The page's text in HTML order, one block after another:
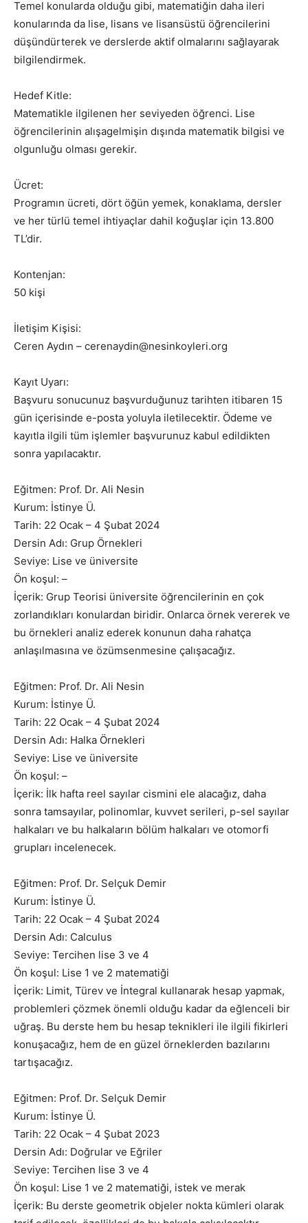
Temel konularda olduğu gibi, matematiğin daha ileri
konularında da lise, lisans ve lisansüstü öğrencilerini
düşündürterek ve derslerde aktif olmalarını sağlayarak
bilgilendirmek.
Hedef Kitle:
Matematikle ilgilenen her seviyeden öğrenci. Lise
öğrencilerinin alışagelmişin dışında matematik bilgisi ve
olgunluğu olması gerekir.
Ücret:
Programın ücreti, dört öğün yemek, konaklama, dersler
ve her türlü temel ihtiyaçlar dahil koğuşlar için 13.800
TL’dir.
Kontenjan:
50 kişi
İletişim Kişisi:
Ceren Aydın – cerenaydin@nesinkoyleri.org
Kayıt Uyarı:
Başvuru sonucunuz başvurduğunuz tarihten itibaren 15
gün içerisinde e-posta yoluyla iletilecektir. Ödeme ve
kayıtla ilgili tüm işlemler başvurunuz kabul edildikten
sonra yapılacaktır.
Eğitmen: Prof. Dr. Ali Nesin
Kurum: İstinye Ü.
Tarih: 22 Ocak – 4 Şubat 2024
Dersin Adı: Grup Örnekleri
Seviye: Lise ve üniversite
Ön koşul: –
İçerik: Grup Teorisi üniversite öğrencilerinin en çok
zorlandıkları konulardan biridir. Onlarca örnek vererek ve
bu örnekleri analiz ederek konunun daha rahatça
anlaşılmasına ve özümsenmesine çalışacağız.
Eğitmen: Prof. Dr. Ali Nesin
Kurum: İstinye Ü.
Tarih: 22 Ocak – 4 Şubat 2024
Dersin Adı: Halka Örnekleri
Seviye: Lise ve üniversite
Ön koşul: –
İçerik: İlk hafta reel sayılar cismini ele alacağız, daha
sonra tamsayılar, polinomlar, kuvvet serileri, p-sel sayılar
halkaları ve bu halkaların bölüm halkaları ve otomorfi
grupları incelenecek.
Eğitmen: Prof. Dr. Selçuk Demir
Kurum: İstinye Ü.
Tarih: 22 Ocak – 4 Şubat 2024
Dersin Adı: Calculus
Seviye: Tercihen lise 3 ve 4
Ön koşul: Lise 1 ve 2 matematiği
İçerik: Limit, Türev ve İntegral kullanarak hesap yapmak,
problemleri çözmek önemli olduğu kadar da eğlenceli bir
uğraş. Bu derste hem bu hesap teknikleri ile ilgili fikirleri
konuşacağız, hem de en güzel örneklerden bazılarını
tartışacağız.
Eğitmen: Prof. Dr. Selçuk Demir
Kurum: İstinye Ü.
Tarih: 22 Ocak – 4 Şubat 2023
Dersin Adı: Doğrular ve Eğriler
Seviye: Tercihen lise 3 ve 4
Ön koşul: Lise 1 ve 2 matematiği, istek ve merak
İçerik: Bu derste geometrik objeler nokta kümleri olarak